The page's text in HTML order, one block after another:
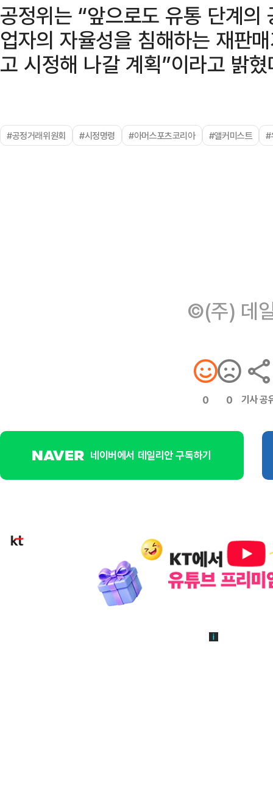
공정위는 “앞으로도 유통 단계
업자의 자율성을 침해하는 재판
고 시정해 나갈 계획”이라고 밝혔
#공정거래위원회 #시정명령 #아머스포츠코리아 #앨커미스트 #
©(주) 데
0 0 기사 공
네이버에서 데일리안 구독하기